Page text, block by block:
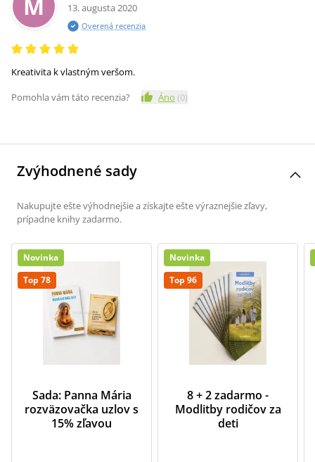
13. augusta 2020
Overená recenzia
Kreativita k vlastným veršom.
Pomohla vám táto recenzia?
Áno (0)
Zvýhodnené sady
Nakupujte ešte výhodnejšie a získajte ešte výraznejšie zľavy,
prípadne knihy zadarmo.
Novinka
Top 78
Sada: Panna Mária
rozväzovačka uzlov s
15% zľavou
Novinka
Top 96
8 + 2 zadarmo -
Modlitby rodičov za
deti
5% zľava
Chcem dostávať informácie o
novinkách a zľavách.
Informácie sú určené pre osoby staršie ako
16 rokov.
Odoslať kupón na zľavu